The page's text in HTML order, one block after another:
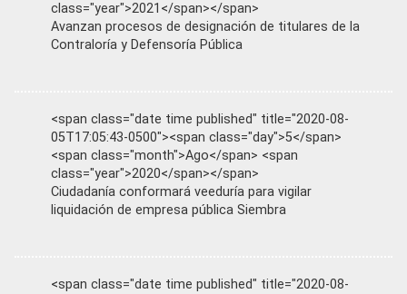
class="year">2021</span></span>
Avanzan procesos de designación de titulares de la
Contraloría y Defensoría Pública
<span class="date time published" title="2020-08-
05T17:05:43-0500"><span class="day">5</span>
<span class="month">Ago</span> <span
class="year">2020</span></span>
Ciudadanía conformará veeduría para vigilar
liquidación de empresa pública Siembra
<span class="date time published" title="2020-08-